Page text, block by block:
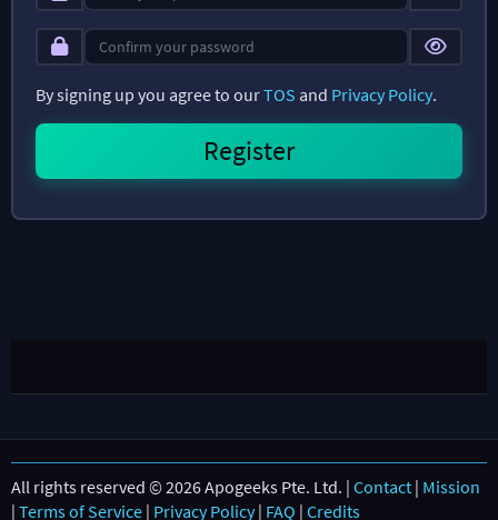
By signing up you agree to ourTOS and Privacy Policy.
All rights reserved © 2026 Apogeeks Pte. Ltd. | Contact | Mission
| Terms of Service | Privacy Policy| FAQ | Credits